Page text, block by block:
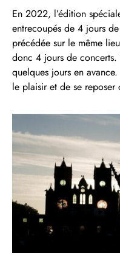
En 2022, l’édition
entrecoupés de 4 jours
précédée sur le même
donc 4 jours de
quelques jours en
le plaisir et de se reposer